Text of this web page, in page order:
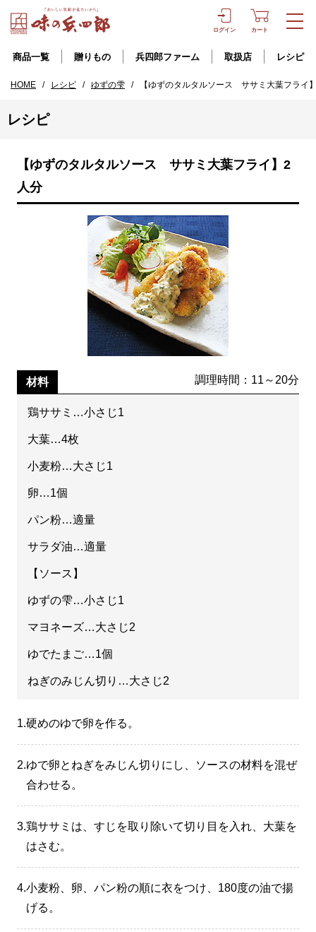
ログイン カート
商品一覧 贈りもの 兵四郎ファーム 取扱店 レシピ
HOME / レシピ / ゆずの雫 / 【ゆずのタルタルソース ササミ大葉フライ
レシピ
【ゆずのタルタルソース ササミ大葉フライ】2
人分
材料 調理時間：11～20分
鶏ササミ…小さじ1
大葉…4枚
小麦粉…大さじ1
卵…1個
パン粉…適量
サラダ油…適量
【ソース】
ゆずの雫…小さじ1
マヨネーズ…大さじ2
ゆでたまご…1個
ねぎのみじん切り…大さじ2
1.硬めのゆで卵を作る。
2.ゆで卵とねぎをみじん切りにし、ソースの材料を混ぜ
合わせる。
3.鶏ササミは、すじを取り除いて切り目を入れ、大葉を
はさむ。
4.小麦粉、卵、パン粉の順に衣をつけ、180度の油で揚
げる。